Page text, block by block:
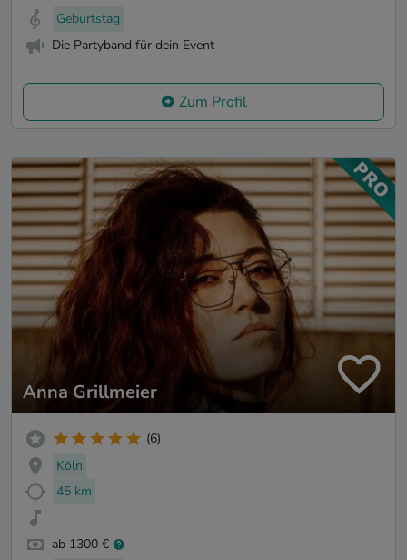
Geburtstag
Die Partyband für dein Event
Zum Profil
Anna Grillmeier
(6)
Köln
45 km
ab 1300 €